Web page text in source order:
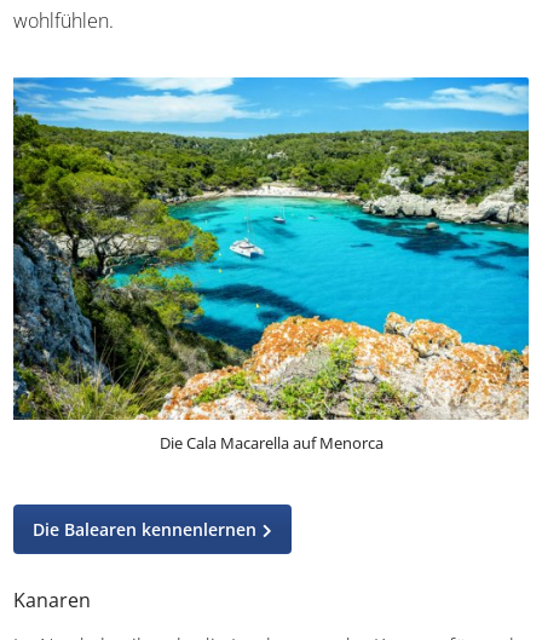
Die Cala Macarella auf Menorca
Kanaren
Im Nordatlantik steht die Inselgruppe der Kanaren für